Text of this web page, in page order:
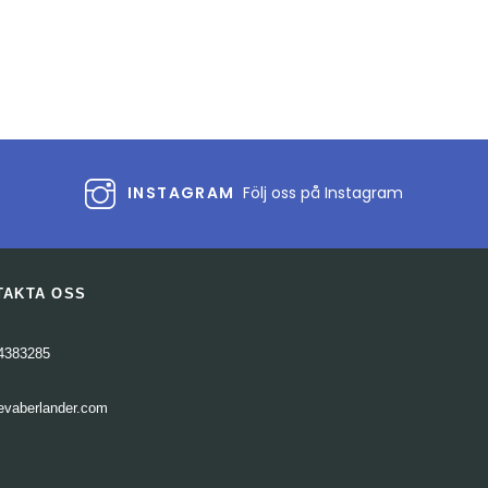
INSTAGRAM Följ oss på Instagram
OSS